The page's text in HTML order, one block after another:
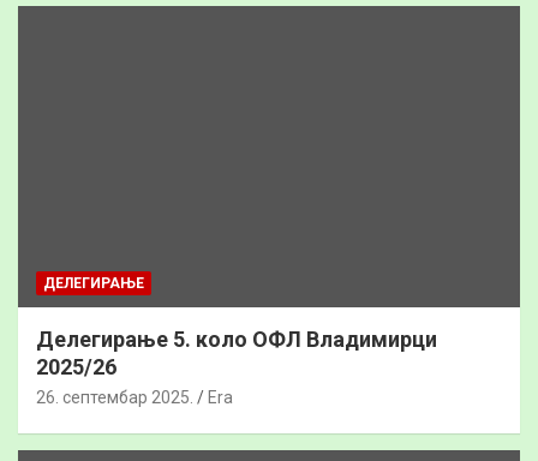
ДЕЛЕГИРАЊЕ
Делегирање 5. коло ОФЛ Владимирци
2025/26
26. септембар 2025. Era